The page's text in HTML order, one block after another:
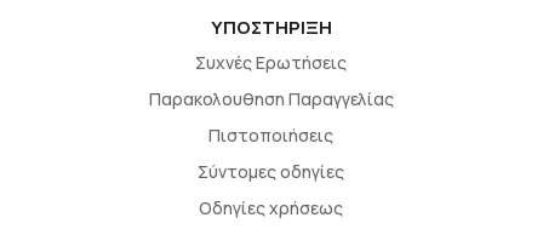
ΥΠΟΣΤΗΡΙΞΗ
Συχνές Ερωτήσεις
Παρακολουθηση Παραγγελίας
Πιστοποιήσεις
Σύντομες οδηγίες
Οδηγίες χρήσεως